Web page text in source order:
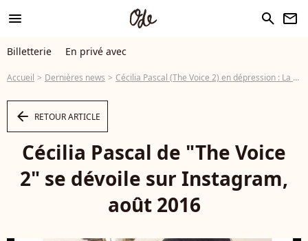
menu search newsletter
Billetterie En privé avec
Accueil Dernières news Cécilia Pascal (The Voice 2) en dépression : La chanteuse internée
arrow_left RETOUR ARTICLE
Cécilia Pascal de "The Voice
2" se dévoile sur Instagram,
août 2016